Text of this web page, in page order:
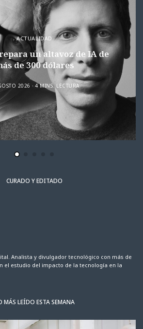
ACTUALIDAD
un altavoz de IA de
de 300 dólares
2026 4 MINS. LECTURA
CURADO Y EDITADO
Analista y divulgador tecnológico con más de
el estudio del impacto de la tecnología en la
MÁS LEÍDO ESTA SEMANA